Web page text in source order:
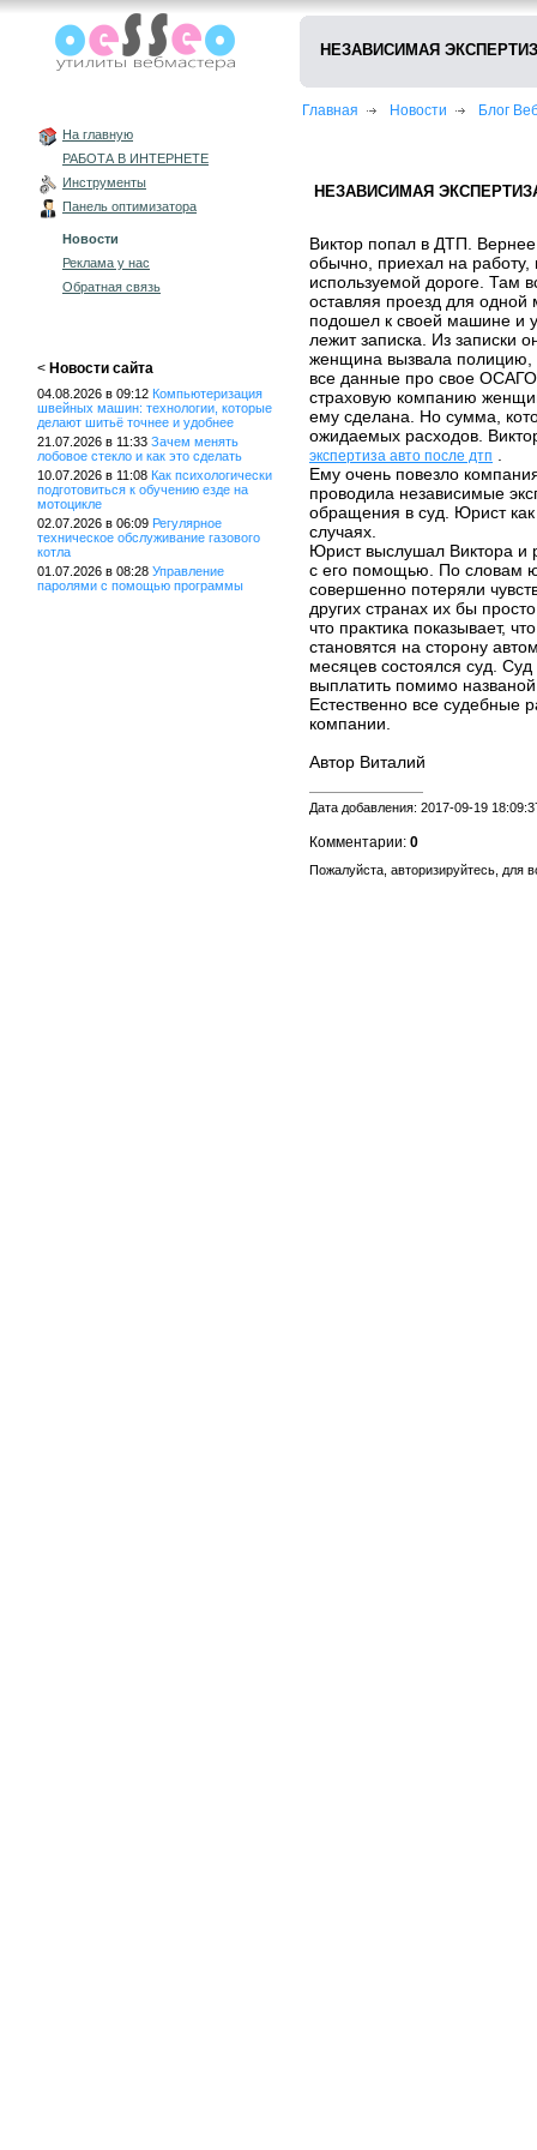
На главную
РАБОТА В ИНТЕРНЕТЕ
Инструменты
Панель оптимизатора
Новости
Реклама у нас
Обратная связь
< Новости сайта
04.08.2026 в 09:12 Компьютеризация
швейных машин: технологии, которые
делают шитьё точнее и удобнее
21.07.2026 в 11:33 Зачем менять
лобовое стекло и как это сделать
10.07.2026 в 11:08 Как психологически
подготовиться к обучению езде на
мотоцикле
02.07.2026 в 06:09 Регулярное
техническое обслуживание газового
котла
01.07.2026 в 08:28 Управление
паролями с помощью программы
НЕЗАВИСИМАЯ
Главная Новости Блог
НЕЗАВИСИМАЯ
Виктор попал в ДТП.
обычно, приехал на
используемой дороге. Там
оставляя проезд для
подошел к своей машине и
лежит записка. Из записки
женщина вызвала
все данные про свое
страховую компанию
ему сделана. Но сумма,
ожидаемых расходов.
экспертиза авто после дтп
Ему очень повезло
проводила независимые
обращения в суд. Юрист как
случаях.
Юрист выслушал Виктора и
с его помощью. По словам
совершенно потеряли
других странах их бы
что практика показывает,
становятся на сторону
месяцев состоялся суд.
выплатить помимо
Естественно все судебные
компании.
Автор Виталий
Дата добавления: 2017-09-19
Комментарии: 0
Пожалуйста, авторизируйтесь, для